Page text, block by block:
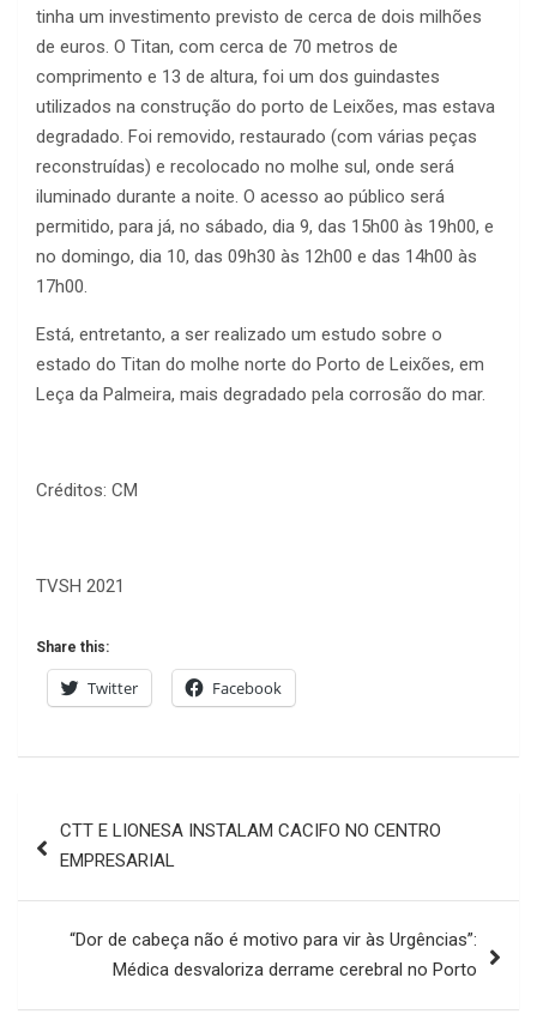
tinha um investimento previsto de cerca de dois milhões
de euros. O Titan, com cerca de 70 metros de
comprimento e 13 de altura, foi um dos guindastes
utilizados na construção do porto de Leixões, mas estava
degradado. Foi removido, restaurado (com várias peças
reconstruídas) e recolocado no molhe sul, onde será
iluminado durante a noite. O acesso ao público será
permitido, para já, no sábado, dia 9, das 15h00 às 19h00, e
no domingo, dia 10, das 09h30 às 12h00 e das 14h00 às
17h00.
Está, entretanto, a ser realizado um estudo sobre o
estado do Titan do molhe norte do Porto de Leixões, em
Leça da Palmeira, mais degradado pela corrosão do mar.
Créditos: CM
TVSH 2021
Share this:
Twitter Facebook
de
CTT E LIONESA INSTALAM CACIFO NO CENTRO
EMPRESARIAL
“Dor de cabeça não é motivo para vir às Urgências”:
Médica desvaloriza derrame cerebral no Porto